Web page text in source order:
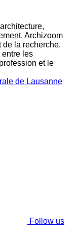
Archizoom
la recherche.
entre les
et le
Follow us